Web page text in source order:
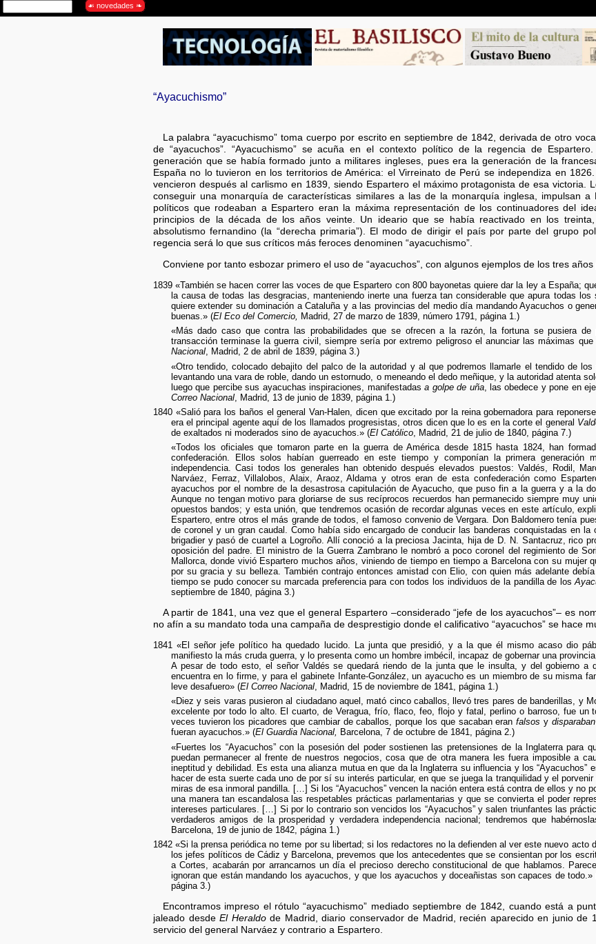
“Ayacuchismo”
La palabra “ayacuchismo” toma cuerpo por escrito en septiembre de 1842, derivada de otro
de “ayacuchos”. “Ayacuchismo” se acuña en el contexto político de la regencia de
generación que se había formado junto a militares ingleses, pues era la generación de la
España no lo tuvieron en los territorios de América: el Virreinato de Perú se independiza en
vencieron después al carlismo en 1839, siendo Espartero el máximo protagonista de esa victoria.
conseguir una monarquía de características similares a las de la monarquía inglesa, impulsan
políticos que rodeaban a Espartero eran la máxima representación de los continuadores del
principios de la década de los años veinte. Un ideario que se había reactivado en los
absolutismo fernandino (la “derecha primaria”). El modo de dirigir el país por parte del grupo
regencia será lo que sus críticos más feroces denominen “ayacuchismo”.
Conviene por tanto esbozar primero el uso de “ayacuchos”, con algunos ejemplos de los tres
1839 «También se hacen correr las voces de que Espartero con 800 bayonetas quiere dar la ley a España;
la causa de todas las desgracias, manteniendo inerte una fuerza tan considerable que apura todas
quiere extender su dominación a Cataluña y a las provincias del medio día mandando Ayacuchos o
buenas.» (El Eco del Comercio, Madrid, 27 de marzo de 1839, número 1791, página 1.)
«Más dado caso que contra las probabilidades que se ofrecen a la razón, la fortuna se pusiera
transacción terminase la guerra civil, siempre sería por extremo peligroso el anunciar las máximas que
Nacional, Madrid, 2 de abril de 1839, página 3.)
«Otro tendido, colocado debajito del palco de la autoridad y al que podremos llamarle el tendido de los
levantando una vara de roble, dando un estornudo, o meneando el dedo meñique, y la autoridad atenta
luego que percibe sus ayacuchas inspiraciones, manifestadasa golpe de uña, las obedece y pone en
Correo Nacional, Madrid, 13 de junio de 1839, página 1.)
1840 «Salió para los baños el general Van-Halen, dicen que excitado por la reina gobernadora para
era el principal agente aquí de los llamados progresistas, otros dicen que lo es en la corte el general
de exaltados ni moderados sino de ayacuchos.» (El Católico, Madrid, 21 de julio de 1840, página 7.)
«Todos los oficiales que tomaron parte en la guerra de América desde 1815 hasta 1824, han
confederación. Ellos solos habían guerreado en este tiempo y componían la primera
independencia. Casi todos los generales han obtenido después elevados puestos: Valdés, Rodil,
Narváez, Ferraz, Villalobos, Alaix, Araoz, Aldama y otros eran de esta confederación como
ayacuchos por el nombre de la desastrosa capitulación de Ayacucho, que puso fin a la guerra y a la
Aunque no tengan motivo para gloriarse de sus recíprocos recuerdos han permanecido siempre muy
opuestos bandos; y esta unión, que tendremos ocasión de recordar algunas veces en este artículo,
Espartero, entre otros el más grande de todos, el famoso convenio de Vergara. Don Baldomero tenía
de coronel y un gran caudal. Como había sido encargado de conducir las banderas conquistadas en
brigadier y pasó de cuartel a Logroño. Allí conoció a la preciosa Jacinta, hija de D. N. Santacruz, rico
oposición del padre. El ministro de la Guerra Zambrano le nombró a poco coronel del regimiento de
Mallorca, donde vivió Espartero muchos años, viniendo de tiempo en tiempo a Barcelona con su mujer
por su gracia y su belleza. También contrajo entonces amistad con Elio, con quien más adelante
tiempo se pudo conocer su marcada preferencia para con todos los individuos de la pandilla de los
septiembre de 1840, página 3.)
A partir de 1841, una vez que el general Espartero –considerado “jefe de los ayacuchos”– es
no afín a su mandato toda una campaña de desprestigio donde el calificativo “ayacuchos” se hace
1841 «El señor jefe político ha quedado lucido. La junta que presidió, y a la que él mismo acaso dio
manifiesto la más cruda guerra, y lo presenta como un hombre imbécil, incapaz de gobernar una
A pesar de todo esto, el señor Valdés se quedará riendo de la junta que le insulta, y del gobierno a
encuentra en lo firme, y para el gabinete Infante-González, un ayacucho es un miembro de su misma
leve desafuero» (El Correo Nacional, Madrid, 15 de noviembre de 1841, página 1.)
«Diez y seis varas pusieron al ciudadano aquel, mató cinco caballos, llevó tres pares de banderillas, y
excelente por todo lo alto. El cuarto, de Veragua, frío, flaco, feo, flojo y fatal, perlino o barroso, fue un
veces tuvieron los picadores que cambiar de caballos, porque los que sacaban eranfalsosy
fueran ayacuchos.» (El Guardia Nacional, Barcelona, 7 de octubre de 1841, página 2.)
«Fuertes los “Ayacuchos” con la posesión del poder sostienen las pretensiones de la Inglaterra para
puedan permanecer al frente de nuestros negocios, cosa que de otra manera les fuera imposible a
ineptitud y debilidad. Es esta una alianza mutua en que da la Inglaterra su influencia y los “Ayacuchos”
hacer de esta suerte cada uno de por sí su interés particular, en que se juega la tranquilidad y el
miras de esa inmoral pandilla. […] Si los “Ayacuchos” vencen la nación entera está contra de ellos y no
una manera tan escandalosa las respetables prácticas parlamentarias y que se convierta el poder
intereses particulares. […] Si por lo contrario son vencidos los “Ayacuchos” y salen triunfantes las
verdaderos amigos de la prosperidad y verdadera independencia nacional; tendremos que
Barcelona, 19 de junio de 1842, página 1.)
1842 «Si la prensa periódica no teme por su libertad; si los redactores no la defienden al ver este nuevo acto
los jefes políticos de Cádiz y Barcelona, prevemos que los antecedentes que se consientan por los
a Cortes, acabarán por arrancarnos un día el precioso derecho constitucional de que hablamos.
ignoran que están mandando los ayacuchos, y que los ayacuchos y doceañistas son capaces de todo.»
página 3.)
Encontramos impreso el rótulo “ayacuchismo” mediado septiembre de 1842, cuando está a
jaleado desdeEl Heraldode Madrid, diario conservador de Madrid, recién aparecido en junio de
servicio del general Narváez y contrario a Espartero.